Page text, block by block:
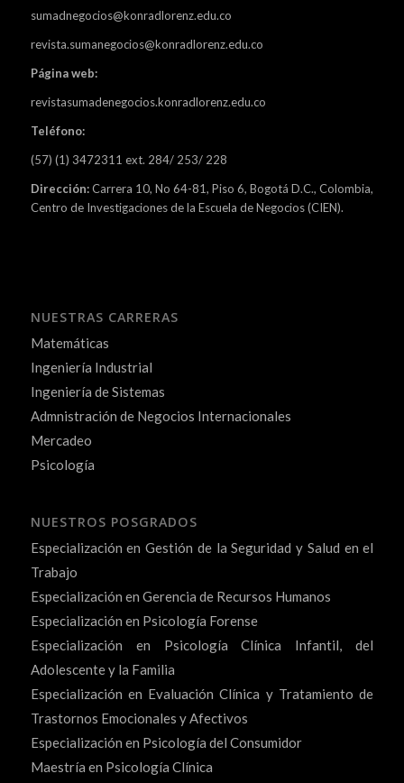
sumadnegocios@konradlorenz.edu.co
revista.sumanegocios@konradlorenz.edu.co
Página web:
revistasumadenegocios.konradlorenz.edu.co
Teléfono:
(57) (1) 3472311 ext. 284/ 253/ 228
Dirección:Carrera 10, No 64-81, Piso 6, Bogotá D.C., Colombia,
Centro de Investigaciones de la Escuela de Negocios (CIEN).
NUESTRAS CARRERAS
Matemáticas
Ingeniería Industrial
Ingeniería de Sistemas
Admnistración de Negocios Internacionales
Mercadeo
Psicología
NUESTROS POSGRADOS
Especialización en Gestión de la Seguridad y Salud en el
Trabajo
Especialización en Gerencia de Recursos Humanos
Especialización en Psicología Forense
Especialización en Psicología Clínica Infantil, del
Adolescente y la Familia
Especialización en Evaluación Clínica y Tratamiento de
Trastornos Emocionales y Afectivos
Especialización en Psicología del Consumidor
Maestría en Psicología Clínica